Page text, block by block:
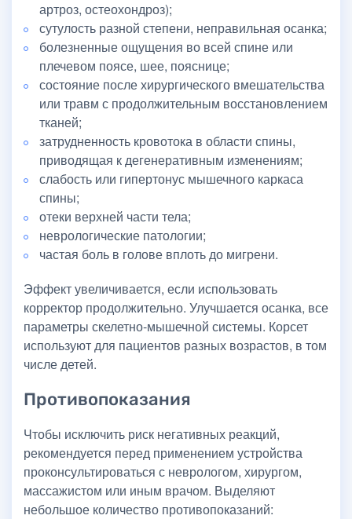
артроз, остеохондроз);
сутулость разной степени, неправильная осанка;
болезненные ощущения во всей спине или
плечевом поясе, шее, пояснице;
состояние после хирургического вмешательства
или травм с продолжительным восстановлением
тканей;
затрудненность кровотока в области спины,
приводящая к дегенеративным изменениям;
слабость или гипертонус мышечного каркаса
спины;
отеки верхней части тела;
неврологические патологии;
частая боль в голове вплоть до мигрени.
Эффект увеличивается, если использовать
корректор продолжительно. Улучшается осанка, все
параметры скелетно-мышечной системы. Корсет
используют для пациентов разных возрастов, в том
числе детей.
Противопоказания
Чтобы исключить риск негативных реакций,
рекомендуется перед применением устройства
проконсультироваться с неврологом, хирургом,
массажистом или иным врачом. Выделяют
небольшое количество противопоказаний: